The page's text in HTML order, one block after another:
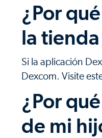
¿Por
la
Si la aplicación
Dexcom. Visite
¿Por
de mi